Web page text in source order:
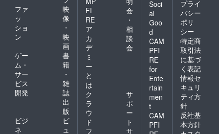
ファ
ッ
ショ
ン
映
像
・
映
画
ゲー
ム・
サー
ビス
開発
書
籍
・
雑
誌
出
版
ビジ
ネ
ビ
ュ
FI
RE
ア
カ
デ
ミ
ー
と
は
会
・
相
談
会
ク
ラ
ウ
ド
フ
サ
ポ
ー
ト
サ
Soci
al
Goo
d
CAM
PFI
RE
for
Ente
rtain
men
t
CAM
PFI
プライ
バシー
ポリ
シー
特定商
取引法
に基づ
く表記
情報セ
キュリ
ティ方
針
反社基
本方針